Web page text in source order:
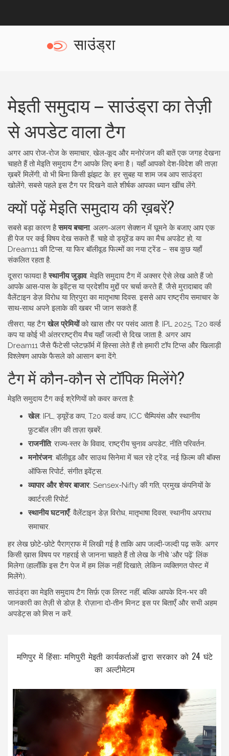
मेइती समुदाय – साउंड्रा का तेज़ी
से अपडेट वाला टैग
अगर आप रोज‑रोज के समाचार, खेल‑कूद और मनोरंजन की बातें एक जगह देखना
चाहते हैं तो मेइति समुदाय टैग आपके लिए बना है। यहाँ आपको देश‑विदेश की ताज़ा
ख़बरें मिलेंगी, वो भी बिना किसी झंझट के. हर सुबह या शाम जब आप साउंड्रा
खोलेंगे, सबसे पहले इस टैग पर दिखने वाले शीर्षक आपका ध्यान खींच लेंगे.
क्यों पढ़ें मेइति समुदाय की ख़बरें?
सबसे बड़ा कारण हैसमय बचाना. अलग‑अलग सेक्शन में घूमने के बजाए आप एक
ही पेज पर कई विषय देख सकते हैं. चाहे वो ड्यूरेंड कप का मैच अपडेट हो, या
Dream11 की टिप्स, या फिर बॉलीवूड फिल्मों का नया ट्रेंड – सब कुछ यहाँ
संकलित रहता है.
दूसरा फायदा हैस्थानीय जुड़ाव. मेइति समुदाय टैग में अक्सर ऐसे लेख आते हैं जो
आपके आस‑पास के इवेंट्स या प्रदेशीय मुद्दों पर चर्चा करते हैं, जैसे मुरादाबाद की
वैलेंटाइन डेज़ विरोध या त्रिपुरा का मातृभाषा दिवस. इससे आप राष्ट्रीय समाचार के
साथ‑साथ अपने इलाके की खबर भी जान सकते हैं.
तीसरा, यह टैगखेल प्रेमियोंको खास तौर पर पसंद आता है. IPL 2025, T20 वर्ल्ड
कप या कोई भी अंतरराष्ट्रीय मैच यहाँ जल्दी से दिख जाता है. अगर आप
Dream11 जैसे फैंटेसी प्लेटफ़ॉर्म में हिस्सा लेते हैं तो हमारी टॉप टिप्स और खिलाड़ी
विश्लेषण आपके फैसले को आसान बना देंगे.
टैग में कौन‑कौन से टॉपिक मिलेंगे?
मेइति समुदाय टैग कई श्रेणियों को कवर करता है:
खेल: IPL, ड्यूरेंड कप, T20 वर्ल्ड कप, ICC चैम्पियंस और स्थानीय
फ़ुटबॉल लीग की ताज़ा ख़बरें.
राजनीति: राज्य‑स्तर के विवाद, राष्ट्रीय चुनाव अपडेट, नीति परिवर्तन.
मनोरंजन: बॉलीवूड और साउथ सिनेमा में चल रहे ट्रेंड, नई फ़िल्म की बॉक्स
ऑफिस रिपोर्ट, संगीत इवेंट्स.
व्यापार और शेयर बाजार: Sensex‑Nifty की गति, प्रमुख कंपनियों के
क्वार्टरली रिपोर्ट.
स्थानीय घटनाएँ: वैलेंटाइन डेज़ विरोध, मातृभाषा दिवस, स्थानीय अपराध
समाचार.
हर लेख छोटे‑छोटे पैराग्राफ में लिखी गई है ताकि आप जल्दी‑जल्दी पढ़ सकें. अगर
किसी ख़ास विषय पर गहराई से जानना चाहते हैं तो लेख के नीचे ‘और पढ़ें’ लिंक
मिलेगा (हालाँकि इस टैग पेज में हम लिंक नहीं दिखाते, लेकिन व्यक्तिगत पोस्ट में
मिलेंगे).
साउंड्रा का मेइति समुदाय टैग सिर्फ़ एक लिस्ट नहीं, बल्कि आपके दिन‑भर की
जानकारी का तेज़ी से डोज़ है. रोज़ाना दो‑तीन मिनट इस पर बिताएँ और सभी अहम
अपडेट्स को मिस न करें.
मणिपुर में हिंसा: मणिपुरी मेइती कार्यकर्ताओं द्वारा सरकार को 24 घंटे
का अल्टीमेटम